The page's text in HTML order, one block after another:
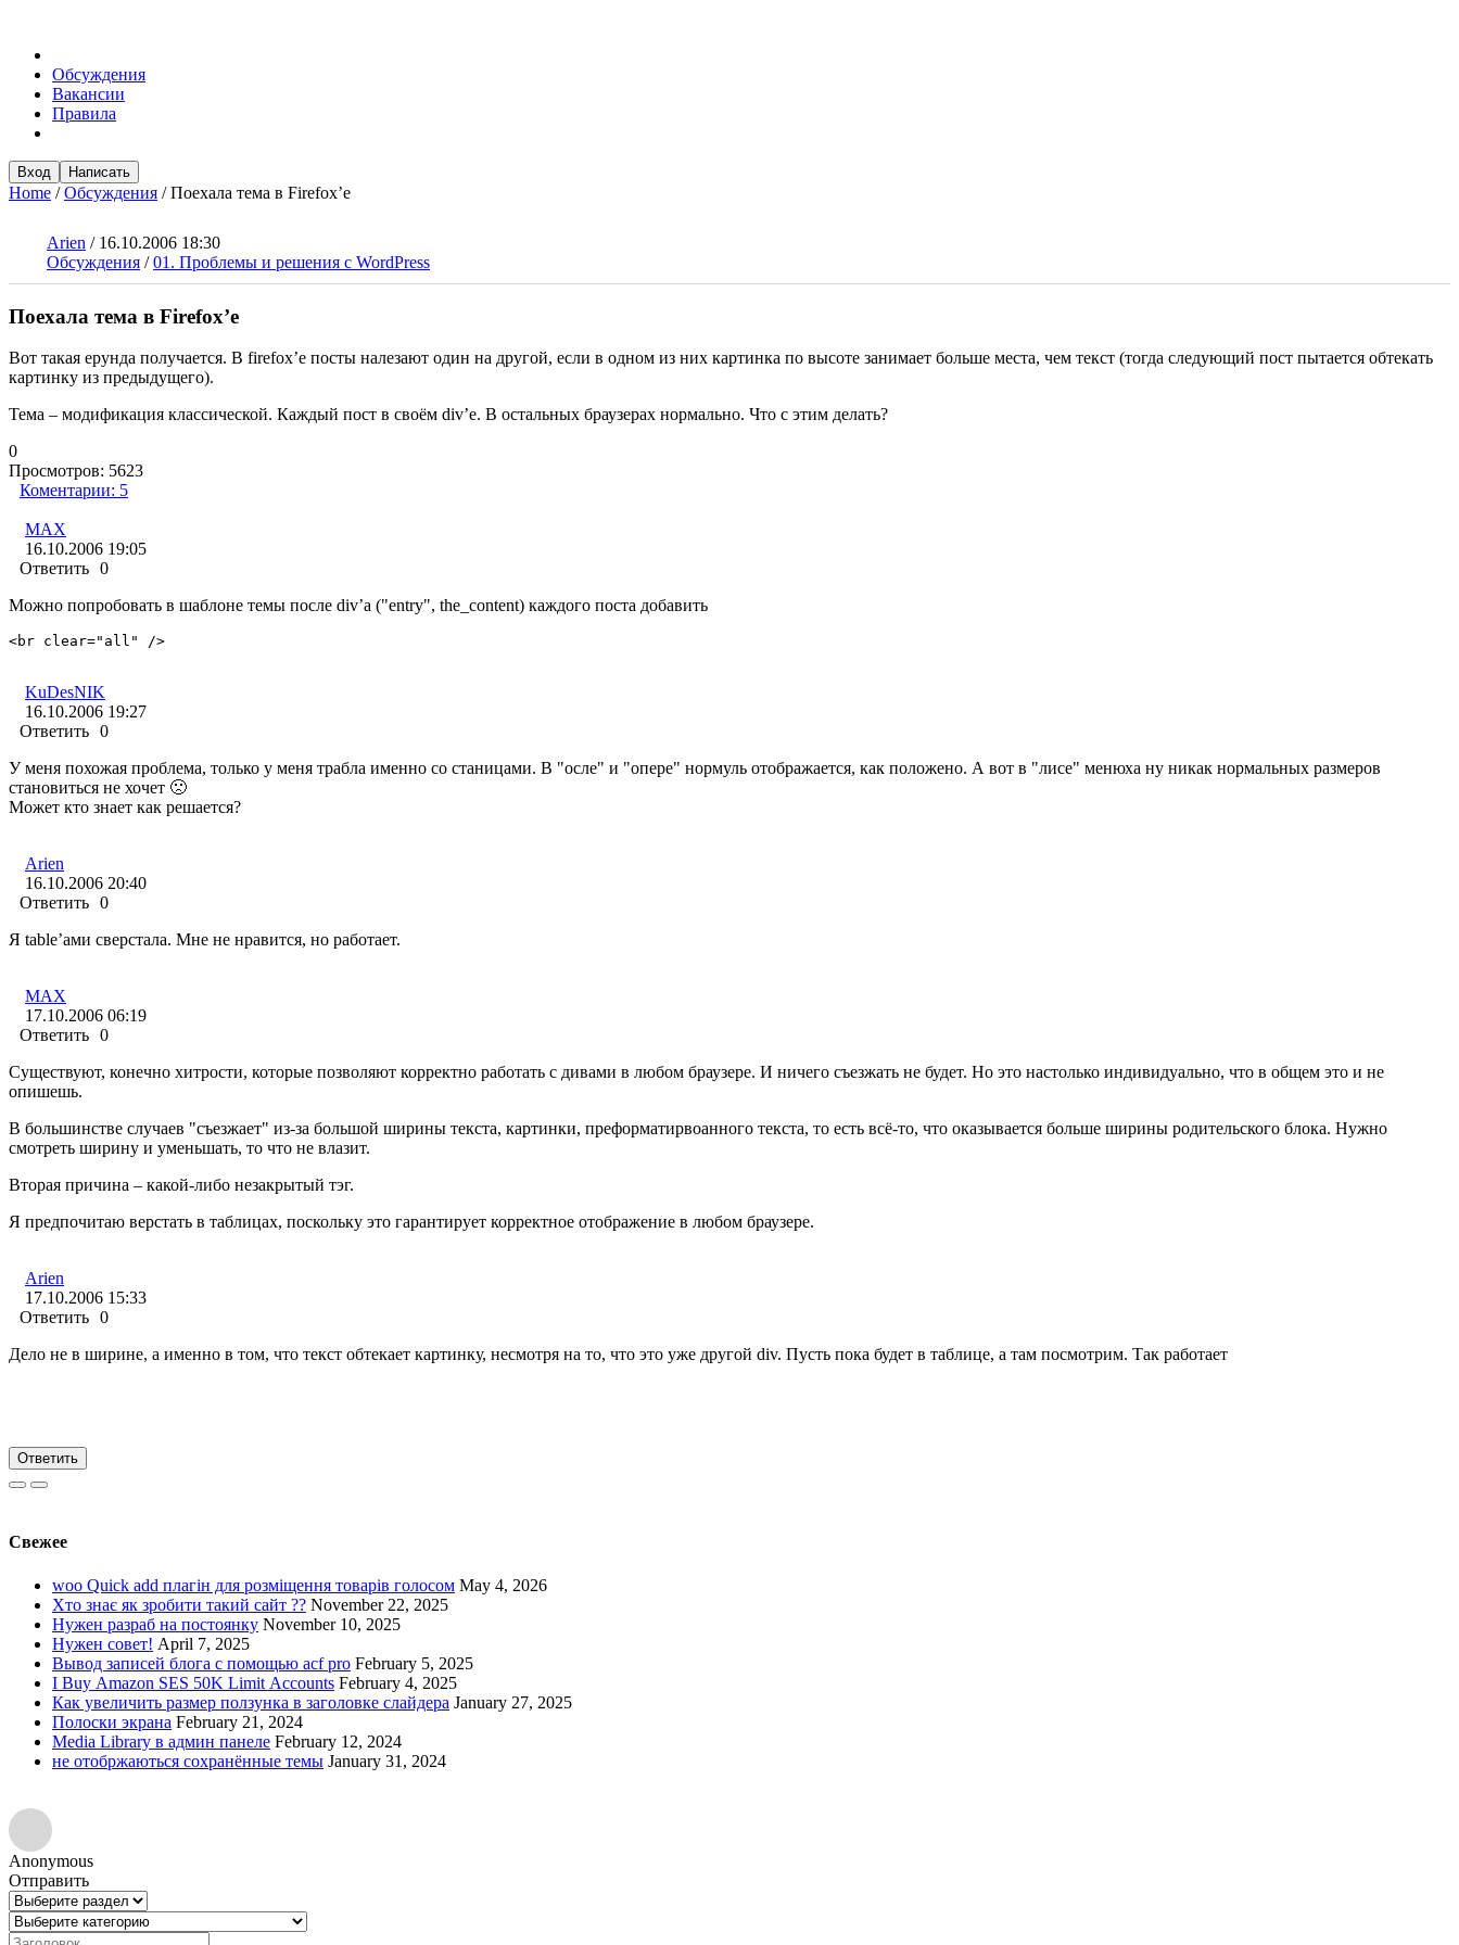
Обсуждения
Вакансии
Правила
Вход Написать
Home /Обсуждения /Поехала тема в Firefox’е
Arien / 16.10.2006 18:30
Обсуждения /01. Проблемы и решения с WordPress
Поехала тема в Firefox’е
Вот такая ерунда получается. В firefox’е посты налезают один на другой, если в одном из них картинка по высоте занимает больше места, чем текст (тогда следующий пост пытается обтекать
картинку из предыдущего).
Тема – модификация классической. Каждый пост в своём div’е. В остальных браузерах нормально. Что с этим делать?
0
Просмотров: 5623
Коментарии: 5
MAX
16.10.2006 19:05
Ответить 0
Можно попробовать в шаблоне темы после div’а ("entry", the_content) каждого поста добавить
<br clear="all" />
KuDesNIK
16.10.2006 19:27
Ответить 0
У меня похожая проблема, только у меня трабла именно со станицами. В "осле" и "опере" нормуль отображается, как положено. А вот в "лисе" менюха ну никак нормальных размеров
становиться не хочет 🙁
Может кто знает как решается?
Arien
16.10.2006 20:40
Ответить 0
Я table’ами сверстала. Мне не нравится, но работает.
MAX
17.10.2006 06:19
Ответить 0
Существуют, конечно хитрости, которые позволяют корректно работать с дивами в любом браузере. И ничего съезжать не будет. Но это настолько индивидуально, что в общем это и не
опишешь.
В большинстве случаев "съезжает" из-за большой ширины текста, картинки, преформатирвоанного текста, то есть всё-то, что оказывается больше ширины родительского блока. Нужно
смотреть ширину и уменьшать, то что не влазит.
Вторая причина – какой-либо незакрытый тэг.
Я предпочитаю верстать в таблицах, поскольку это гарантирует корректное отображение в любом браузере.
Arien
17.10.2006 15:33
Ответить 0
Дело не в ширине, а именно в том, что текст обтекает картинку, несмотря на то, что это уже другой div. Пусть пока будет в таблице, а там посмотрим. Так работает
Ответить
Свежее
woo Quick add плагін для розміщення товарів голосом May 4, 2026
Хто знає як зробити такий сайт ?? November 22, 2025
Нужен разраб на постоянку November 10, 2025
Нужен совет! April 7, 2025
Вывод записей блога с помощью acf pro February 5, 2025
I Buy Amazon SES 50K Limit Accounts February 4, 2025
Как увеличить размер ползунка в заголовке слайдера January 27, 2025
Полоски экрана February 21, 2024
Media Library в админ панеле February 12, 2024
не отобржаються сохранённые темы January 31, 2024
Anonymous
Отправить